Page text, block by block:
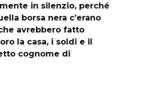
in silenzio, perché
borsa nera c’erano
avrebbero fatto
la casa, i soldi e il
cognome di